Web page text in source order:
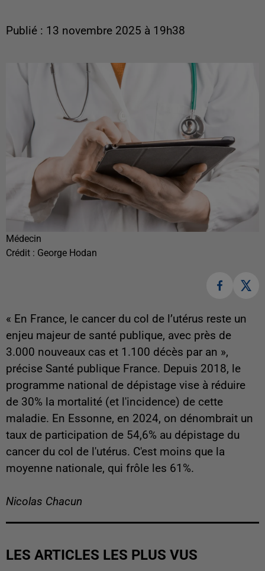
Publié : 13 novembre 2025 à 19h38
Médecin
Crédit : George Hodan
« En France, le cancer du col de l’utérus reste un
enjeu majeur de santé publique, avec près de
3.000 nouveaux cas et 1.100 décès par an »,
précise Santé publique France. Depuis 2018, le
programme national de dépistage vise à réduire
de 30% la mortalité (et l'incidence) de cette
maladie. En Essonne, en 2024, on dénombrait un
taux de participation de 54,6% au dépistage du
cancer du col de l'utérus. C'est moins que la
moyenne nationale, qui frôle les 61%.
Nicolas Chacun
LES ARTICLES LES PLUS VUS